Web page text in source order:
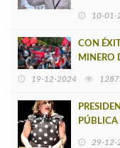
10-01-
CON
MINERO
19-12-2024
PÚBLICA
29-12-